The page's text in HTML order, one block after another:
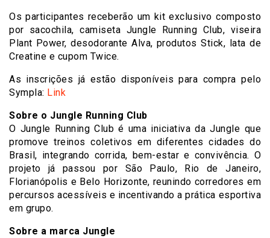
Os participantes receberão um kit exclusivo composto
por sacochila, camiseta Jungle Running Club, viseira
Plant Power, desodorante Alva, produtos Stick, lata de
Creatine e cupom Twice.
As inscrições já estão disponíveis para compra pelo
Sympla: Link
Sobre o Jungle Running Club
O Jungle Running Club é uma iniciativa da Jungle que
promove treinos coletivos em diferentes cidades do
Brasil, integrando corrida, bem-estar e convivência. O
projeto já passou por São Paulo, Rio de Janeiro,
Florianópolis e Belo Horizonte, reunindo corredores em
percursos acessíveis e incentivando a prática esportiva
em grupo.
Sobre a marca Jungle